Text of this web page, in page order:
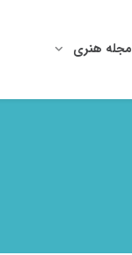
مجله هنری